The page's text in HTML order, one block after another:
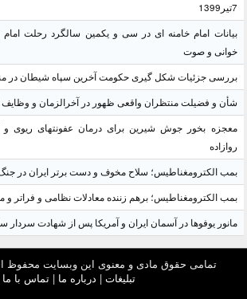
7تیر1399
بیانات امام خامنه ای در سی و یکمین سالگرد رحلت امام
خوانی و صوت
بررسی جزئیات شکل گیری حکومت آخرین سپاه شیطان در
شأن و فضیلت منتظران واقعی ظهور در آخرالزمان و وظایف
معجزه بخور جوش شیرین برای درمان عفونتهای ریوی و
روازاده
بمب الکترومغناطیس؛ سلاح مخوف و دست برتر ایران در
بمب الکترومغناطیس؛ برهم زننده معادلات نظامی و فراتر و
مانور یوفوها در آسمان ایران و آمریکا پس از شهادت سردار
تمامی حقوق مادی و معنوی این وبسایت محفوظ است ::
تبلیغات | درباره ما |تماس با ما